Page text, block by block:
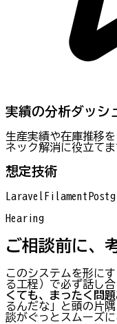
実績の分析ダッシ
生産実績や在庫推移
ネック解消に役立てま
想定技術
Laravel Filament
Hearing
ご相談前に、
このシステムを形に
る工程）で必ず話し合
くても、まったく問題
るんだな」と頭の片
談がぐっとスムーズに